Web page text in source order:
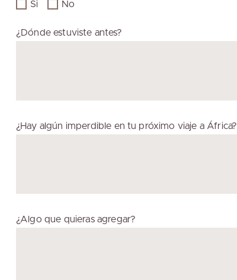
Si No
¿Dónde estuviste antes?
¿Hay algún imperdible en tu próximo viaje a África?
¿Algo que quieras agregar?